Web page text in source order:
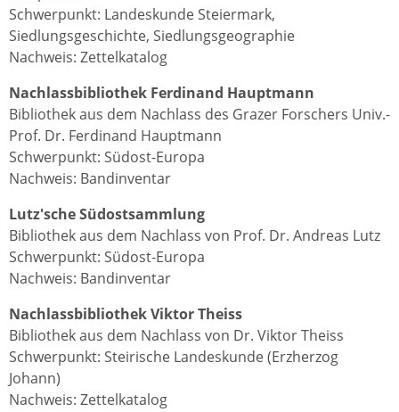
Schwerpunkt: Landeskunde Steiermark,
Siedlungsgeschichte, Siedlungsgeographie
Nachweis: Zettelkatalog
Nachlassbibliothek Ferdinand Hauptmann
Bibliothek aus dem Nachlass des Grazer Forschers Univ.-
Prof. Dr. Ferdinand Hauptmann
Schwerpunkt: Südost-Europa
Nachweis: Bandinventar
Lutz'sche Südostsammlung
Bibliothek aus dem Nachlass von Prof. Dr. Andreas Lutz
Schwerpunkt: Südost-Europa
Nachweis: Bandinventar
Nachlassbibliothek Viktor Theiss
Bibliothek aus dem Nachlass von Dr. Viktor Theiss
Schwerpunkt: Steirische Landeskunde (Erzherzog
Johann)
Nachweis: Zettelkatalog